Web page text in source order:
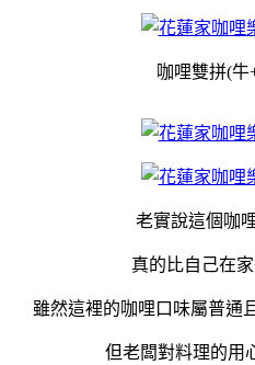
咖哩雙拼(牛
老實說這個咖
真的比自己在
雖然這裡的咖哩口味屬普通
但老闆對料理的用